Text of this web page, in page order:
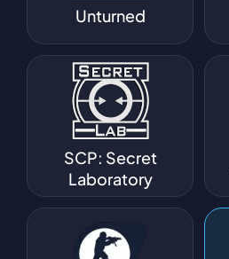
Unturned
SCP: Secret
Laboratory